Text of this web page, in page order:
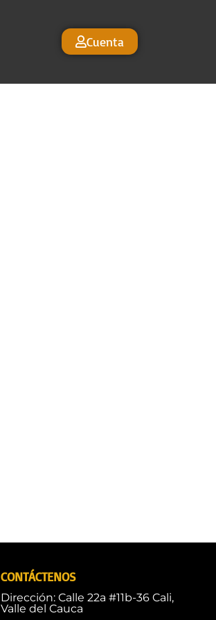
Cuenta
CONTÁCTENOS
Dirección: Calle 22a #11b-36 Cali,
Valle del Cauca